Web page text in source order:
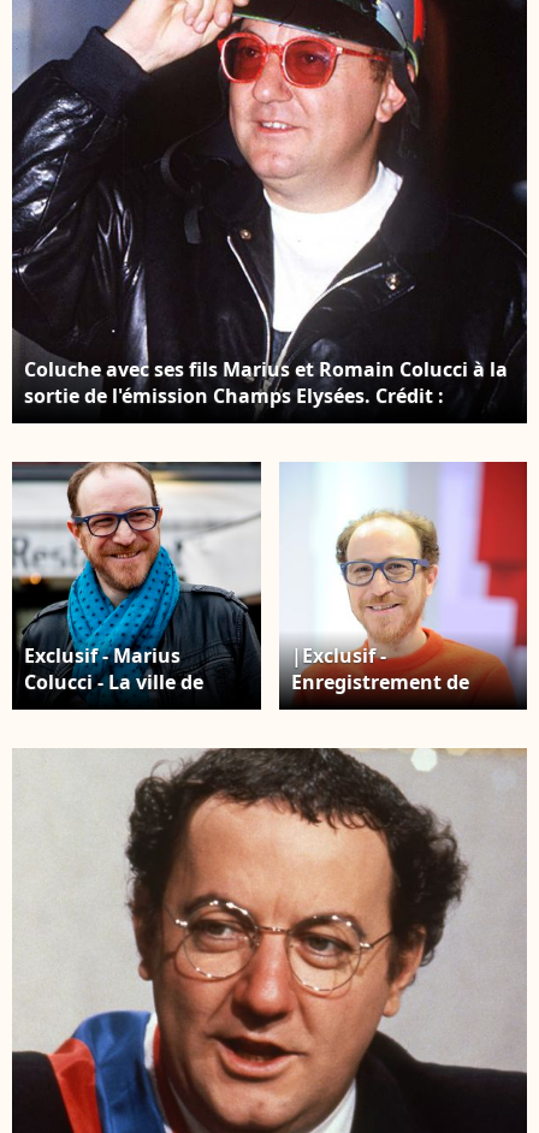
Coluche avec ses fils Marius et Romain Colucci à la
sortie de l'émission Champs Elysées. Crédit :
AGENCE / BESTIMAGE
Exclusif - Marius
Colucci - La ville de
Montrouge rend
lors de l'inauguration
d'une plaque à
l'adresse ou il a grandi,
au 5 avenue Emile
Boutroux juste
derrière la place Emile
Cresp, Montrouge le 19
juin 2019. La sculpture
de sa salopette qui a
été inaugurée en 2011
fait peau neuve
puisque son sculpteur
l'a rénové. © Pierre
Perusseau/Bestimage
|Exclusif -
Enregistrement de
l'émission "Vivement
Gabriel à Paris,
présentée par Michel
Drucker et diffusée le
29 septembre 2019 ©
Guillaume
Gaffiot/Bestimage